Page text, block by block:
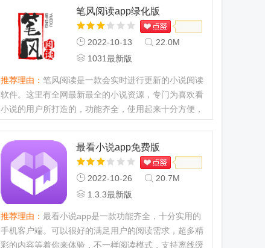
笔风阅读app绿化版
2022-10-13
22.0M
1031最新版
推荐理由： 笔风阅读是一款会实时进行更新的小说阅读
软件。这里有全网最新最全的小说资源，专门为喜欢看
小说的用户所打造的，功能齐全，使用起来十分方便，
最看小说app免费版
2022-10-26
20.7M
1.3.3最新版
推荐理由： 最看小说app是一款功能齐全，十分实用的
手机客户端。可以很好的满足用户的阅读需求，超多精
彩的内容等着你来体验，不一样阅读模式，支持离线缓